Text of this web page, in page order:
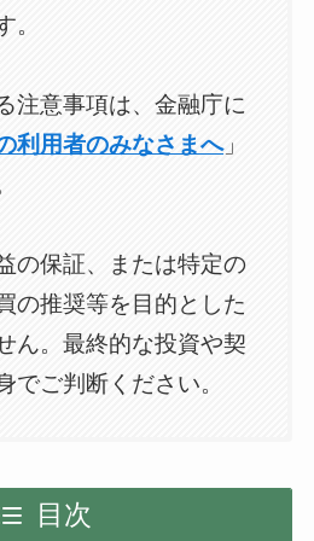
。
注意事項は、金融庁に
利用者のみなさまへ」
の保証、または特定の
の推奨等を目的とした
ん。最終的な投資や契
でご判断ください。
目次